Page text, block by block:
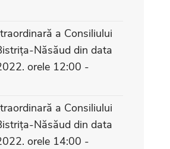
a Consiliului
Năsăud din data
orele 12:00 -
a Consiliului
Năsăud din data
orele 14:00 -